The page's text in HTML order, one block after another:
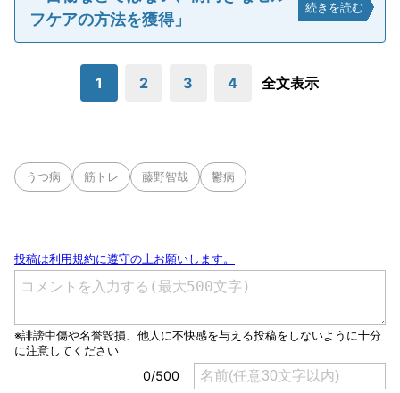
フケアの方法を獲得」
続きを読む
1 2 3 4 全文表示
うつ病 筋トレ 藤野智哉 鬱病